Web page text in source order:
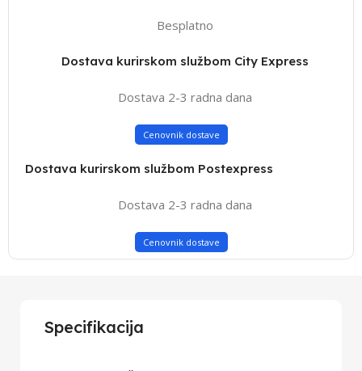
Besplatno
Dostava kurirskom službom City Express
Dostava 2-3 radna dana
Cenovnik dostave
Dostava kurirskom službom Postexpress
Dostava 2-3 radna dana
Cenovnik dostave
Specifikacija